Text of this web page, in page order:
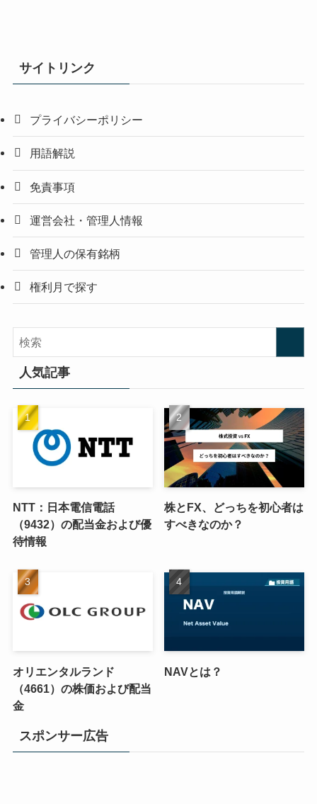
サイトリンク
プライバシーポリシー
用語解説
免責事項
運営会社・管理人情報
管理人の保有銘柄
権利月で探す
人気記事
NTT：日本電信電話
（9432）の配当金および優
待情報
株とFX、どっちを初心者は
すべきなのか？
オリエンタルランド
（4661）の株価および配当
金
NAVとは？
スポンサー広告